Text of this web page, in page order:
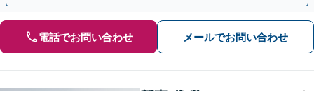
電話でお問い合わせ メールでお問い合わせ